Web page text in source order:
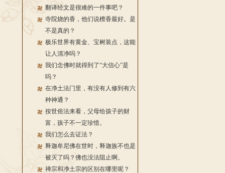
翻译经文是很难的一件事吧？
寺院烧的香，他们说檀香最好。是
不是真的？
极乐世界有黄金、宝树装点，这能
让人清净吗？
我们念佛时就得到了“大信心”是
吗？
在净土法门里，有没有人修到有六
种神通？
按世俗法来看，父母给孩子的财
富，孩子不一定珍惜。
我们怎么去证法？
释迦牟尼佛在世时，释迦族不也是
被灭了吗？佛也没法阻止啊。
禅宗和净土宗的区别在哪里呢？